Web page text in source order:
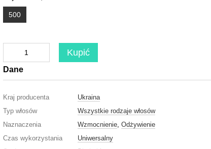
500
Kupić
Dane
Kraj producenta
Ukraina
Typ włosów
Wszystkie rodzaje włosów
Naznaczenia
Wzmocnienie, Odżywienie
Czas wykorzystania
Uniwersalny